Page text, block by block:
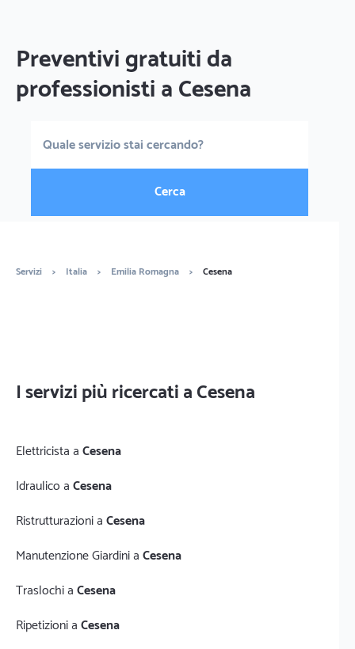
Preventivi gratuiti da
professionisti a Cesena
Cerca
Servizi > Italia > Emilia Romagna > Cesena
I servizi più ricercati a Cesena
Elettricista aCesena
Idraulico aCesena
Ristrutturazioni aCesena
Manutenzione Giardini aCesena
Traslochi aCesena
Ripetizioni aCesena